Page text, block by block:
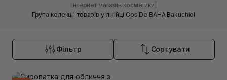
Інтернет магазин косметики
Група колекції товарів у лінійці Cos De BAHA Bakuchiol
Фільтр Сортувати